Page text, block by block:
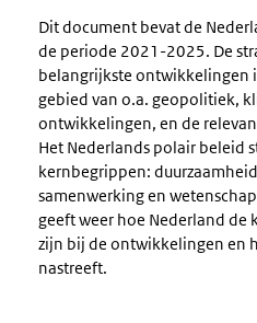
Dit document bevat de
de periode 2021-2025. De
belangrijkste ontwikkelingen
gebied van o.a. geopolitiek,
ontwikkelingen, en de
Het Nederlands polair beleid
kernbegrippen:
samenwerking en
geeft weer hoe Nederland
zijn bij de ontwikkelingen en
nastreeft.